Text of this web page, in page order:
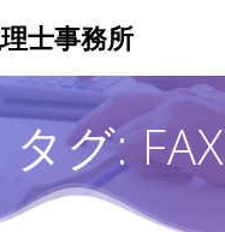
士事務所
タグ:FAX